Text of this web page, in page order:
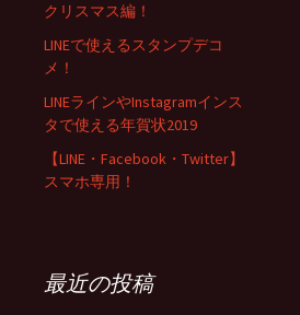
クリスマス編！
LINEで使えるスタンプデコ
メ！
LINEラインやInstagramインス
タで使える年賀状2019
【LINE・Facebook・Twitter】
スマホ専用！
最近の投稿